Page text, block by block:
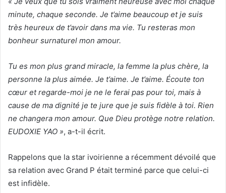
minute, chaque seconde. Je t’aime beaucoup et je suis
très heureux de t’avoir dans ma vie. Tu resteras mon
bonheur surnaturel mon amour.
Tu es mon plus grand miracle, la femme la plus chère, la
personne la plus aimée. Je t’aime. Je t’aime. Écoute ton
cœur et regarde-moi je ne le ferai pas pour toi, mais à
cause de ma dignité je te jure que je suis fidèle à toi. Rien
ne changera mon amour. Que Dieu protège notre relation.
EUDOXIE YAO », a-t-il écrit.
Rappelons que la star ivoirienne a récemment dévoilé que
sa relation avec Grand P était terminé parce que celui-ci
est infidèle.